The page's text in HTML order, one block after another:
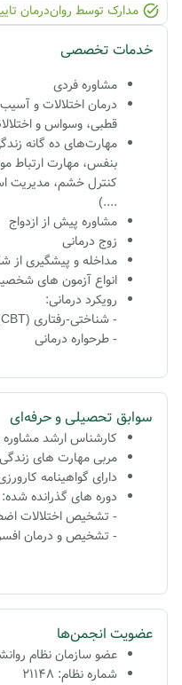
مدارک توسط روان‌درمان
خدمات تخصصی
مشاوره فردی
درمان اختلالات و
قطبی، وسواس و
مهارت‌های ده گانه
بنفس، مهارت ارتباط
کنترل خشم، مدیریت
...‌‌.)
مشاوره پيش از ازدواج
زوج درمانی
مداخله و پیشگیری
انواع آزمون های
رویکرد درمانی:
- شناختی-رفتاری (CBT)
- طرحواره درمانی
سوابق تحصیلی و حرفه‌ای
کارشناس ارشدمشاوره
مربی مهارت های زندگی
دارای گواهینامه کارورزی به
دوره های گذرانده شده:
- تشخیص اختلالات
- تشخیص و درمان
عضویت انجمن‌ها
عضو سازمان نظام
شماره نظام: 21148